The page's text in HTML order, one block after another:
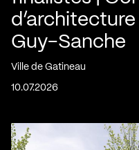
Guy-Sanche
Ville de Gatineau
10.07.2026